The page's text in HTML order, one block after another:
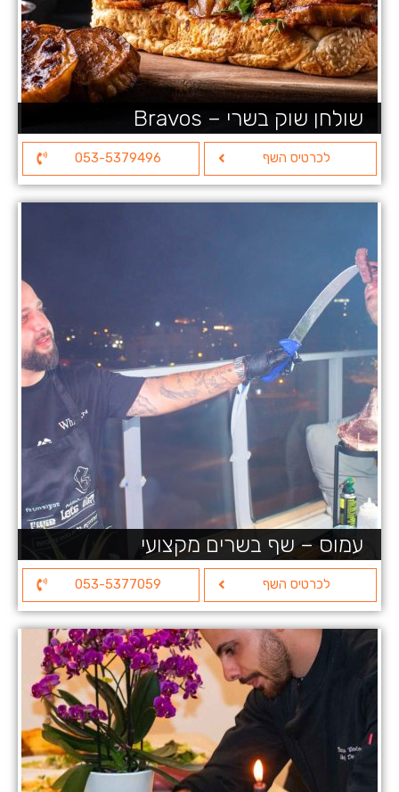
שולחן שוק בשרי – Bravos
לכרטיס השף 053-5379496
עמוס – שף בשרים מקצועי
לכרטיס השף 053-5377059